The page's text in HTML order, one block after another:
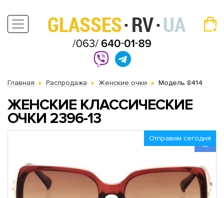
Главная Распродажа Женские очки Модель 8414
ЖЕНСКИЕ КЛАССИЧЕСКИЕ
ОЧКИ 2396-13
Отправим сегодня